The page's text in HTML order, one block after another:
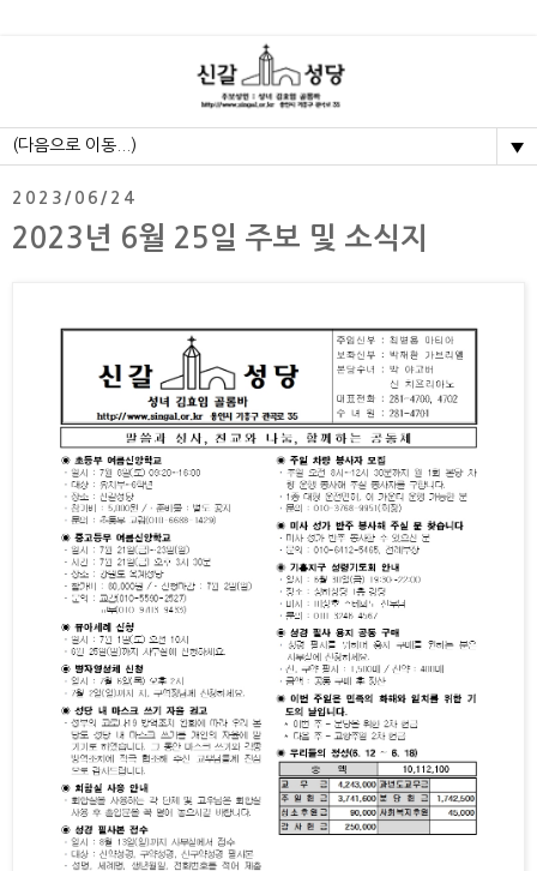
▼
2023/06/24
2023년 6월 25일 주보 및 소식지